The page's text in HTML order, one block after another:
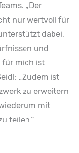
„Der
nur wertvoll für
dabei,
und
für mich ist
„Zudem ist
zu erweitern
mit
teilen.“